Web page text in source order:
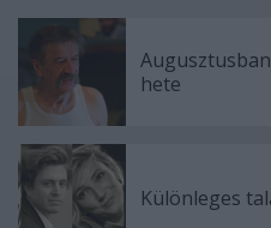
hete
Különleges